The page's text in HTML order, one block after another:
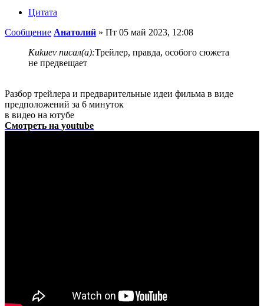
Цитата
Сообщение Анатолий » Пт 05 май 2023, 12:08
Kukuev писал(а):Трейлер, правда, особого сюжета
не предвещает
Разбор трейлера и предварительные идеи фильма в виде
предположений за 6 минуток
в видео на ютубе
Смотреть на youtube